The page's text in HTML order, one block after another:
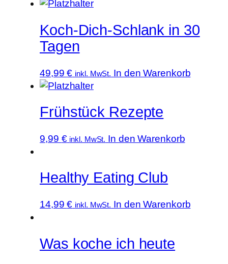
Koch-Dich-Schlank in 30
Tagen
49,99€ inkl. MwSt. In den Warenkorb
Frühstück Rezepte
9,99 € inkl. MwSt. In den Warenkorb
Healthy Eating Club
14,99€ inkl. MwSt. In den Warenkorb
Was koche ich heute